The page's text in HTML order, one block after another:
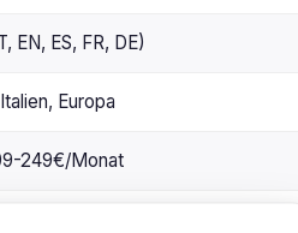
EN, ES, FR, DE)
Italien, Europa
249€/Monat